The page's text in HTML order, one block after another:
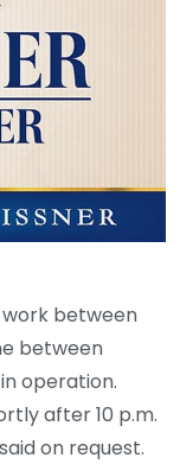
between
between
operation.
after 10 p.m.
on request.